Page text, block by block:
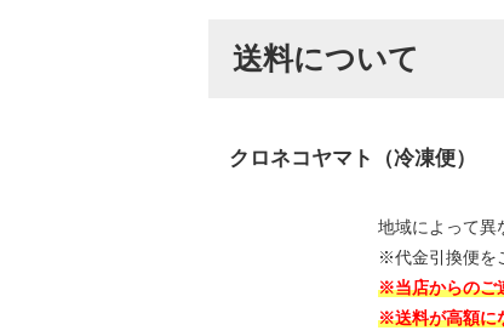
送料について
クロネコヤマト（冷凍便）
地域によって異
※代金引換便を
※当店からのご
※送料が高額に